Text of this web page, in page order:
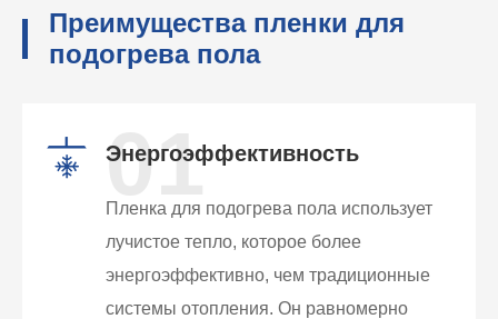
Преимущества пленки для
подогрева пола
Энергоэффективность
01
Пленка для подогрева пола использует
лучистое тепло, которое более
энергоэффективно, чем традиционные
системы отопления. Он равномерно